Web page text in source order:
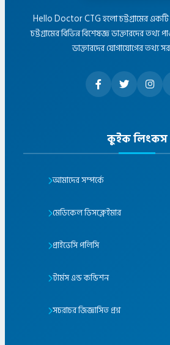
Hello Doctor CTG হলো চট্টগ্রামের একটি
চট্টগ্রামের বিভিন্ন বিশেষজ্ঞ ডাক্তারদের তথ্য
ডাক্তারদের যোগাযোগের তথ্য
কুইক লিংকস
আমাদের সম্পর্কে
মেডিকেল ডিসক্লেইমার
প্রাইভেসি পলিসি
টার্মস এন্ড কন্ডিশন
সচরাচর জিজ্ঞাসিত প্রশ্ন